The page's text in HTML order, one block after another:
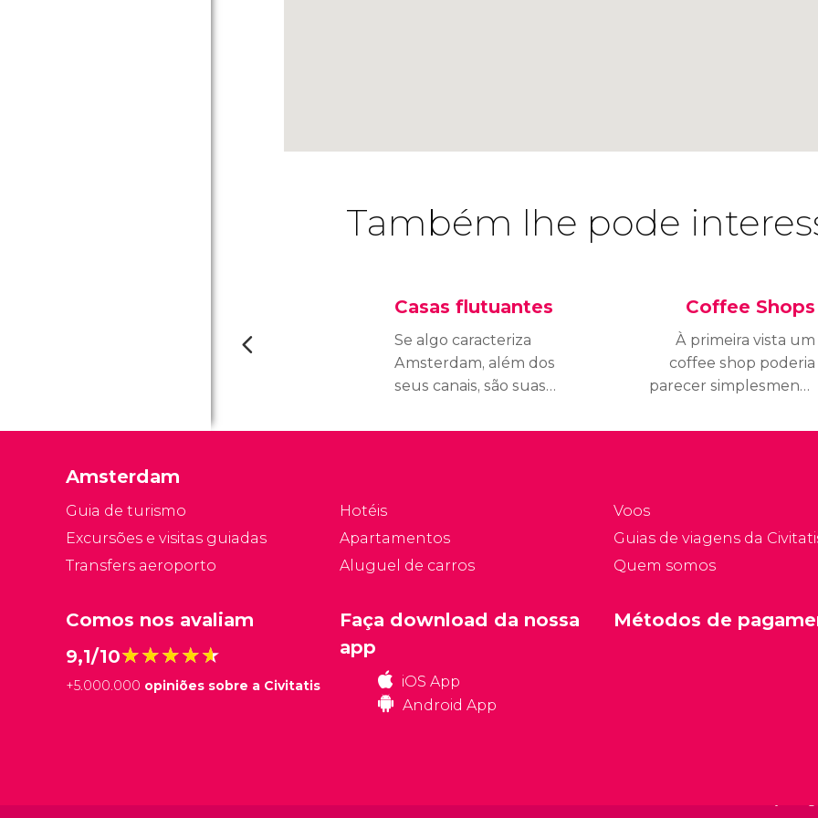
Também lhe pode
Casas flutuantes
Se algo caracteriza
Amsterdam, além dos
seus canais, são suas
Atualmente há mais de
Coffee Shops
À primeira vista um
coffee shop poderia
parecer simplesmente
bar, mas nada mais
Amsterdam
Guia de turismo
Excursões e visitas guiadas
Transfers aeroporto
Hotéis
Apartamentos
Aluguel de carros
Voos
Guias de viagens da
Quem somos
Comos nos avaliam
9,1/10★★★★★
★★★★★
+5.000.000 opiniões sobre a Civitatis
Faça download da nossa
app
iOS App
Android App
Métodos de